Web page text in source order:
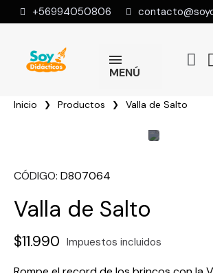
+56994050806
MENÚ
Inicio Productos Valla de Salto
CÓDIGO D807064
Valla de Salto
$11.990 Impuestos incluidos